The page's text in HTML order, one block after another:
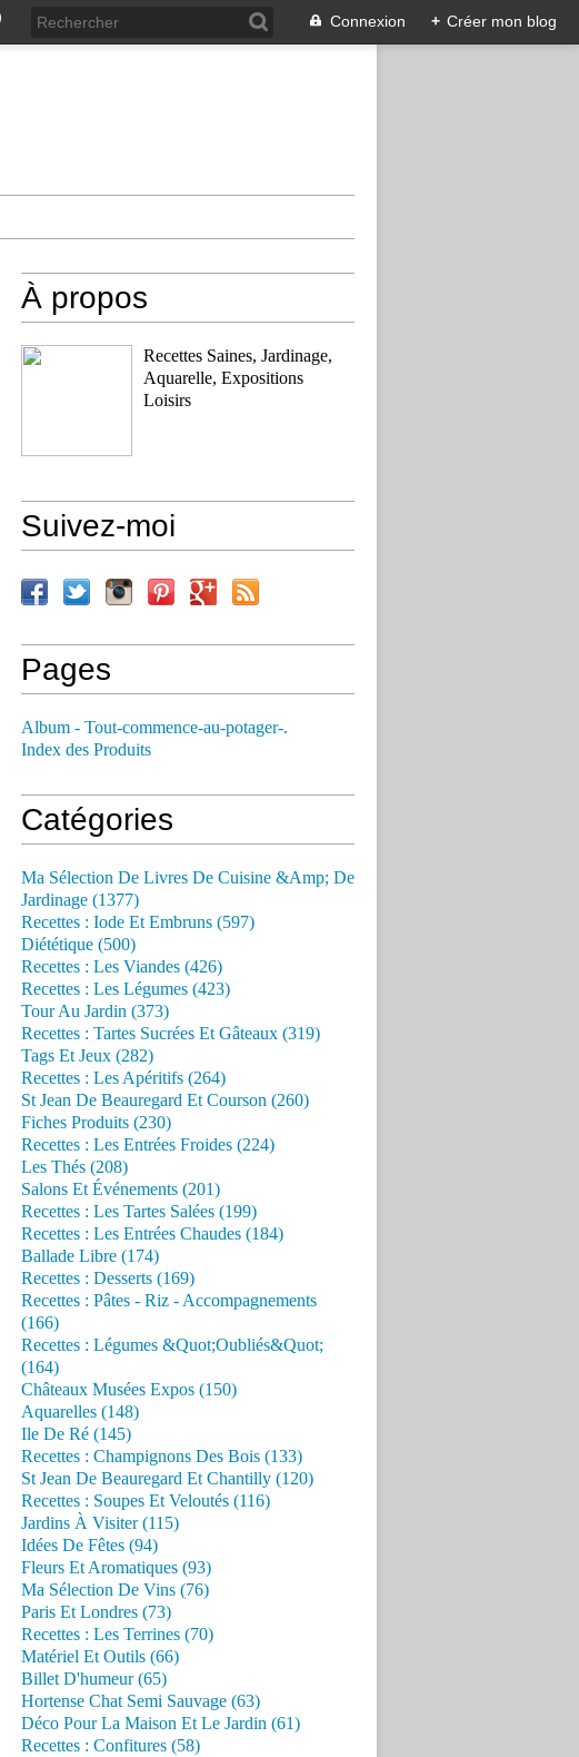
Connexion + Créer mon blog
À propos
Recettes Saines, Jardinage,
Aquarelle, Expositions
Loisirs
Suivez-moi
Pages
Album - Tout-commence-au-potager-.
Index des Produits
Catégories
Ma Sélection De Livres De Cuisine &Amp; De
Jardinage (1377)
Recettes : Iode Et Embruns (597)
Diététique (500)
Recettes : Les Viandes (426)
Recettes : Les Légumes (423)
Tour Au Jardin (373)
Recettes : Tartes Sucrées Et Gâteaux (319)
Tags Et Jeux (282)
Recettes : Les Apéritifs (264)
St Jean De Beauregard Et Courson (260)
Fiches Produits (230)
Recettes : Les Entrées Froides (224)
Les Thés (208)
Salons Et Événements (201)
Recettes : Les Tartes Salées (199)
Recettes : Les Entrées Chaudes (184)
Ballade Libre (174)
Recettes : Desserts (169)
Recettes : Pâtes - Riz - Accompagnements
(166)
Recettes : Légumes &Quot;Oubliés&Quot;
(164)
Châteaux Musées Expos (150)
Aquarelles (148)
Ile De Ré (145)
Recettes : Champignons Des Bois (133)
St Jean De Beauregard Et Chantilly (120)
Recettes : Soupes Et Veloutés (116)
Jardins À Visiter (115)
Idées De Fêtes (94)
Fleurs Et Aromatiques (93)
Ma Sélection De Vins (76)
Paris Et Londres (73)
Recettes : Les Terrines (70)
Matériel Et Outils (66)
Billet D'humeur (65)
Hortense Chat Semi Sauvage (63)
Déco Pour La Maison Et Le Jardin (61)
Recettes : Confitures (58)